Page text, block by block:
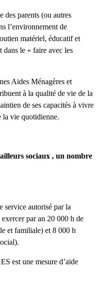
des parents (ou autres
l’environnement de
matériel, éducatif et
dans le « faire avec les
Aides Ménagères et
à la qualité de vie de la
de ses capacités à vivre
la vie quotidienne.
sociaux , un nombre
autorisé par la
par an 20 000 h de
et familiale) et 8 000 h
est une mesure d’aide